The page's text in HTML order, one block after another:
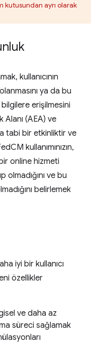
kutusundan ayrı olarak
kullanıcının
ya da bu
erişilmesini
(AEA) ve
tabi bir etkinliktir ve
kullanımınızın,
online hizmeti
olmadığını ve bu
belirlemek
iyi bir kullanıcı
özellikler
ve daha az
süreci sağlamak